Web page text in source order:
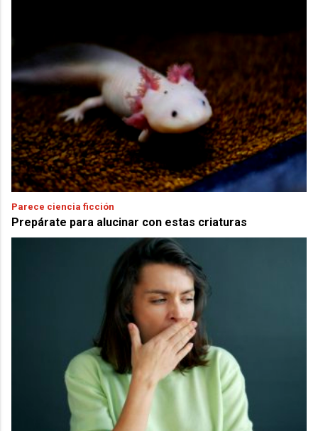
Parece ciencia ficción
Prepárate para alucinar con estas criaturas